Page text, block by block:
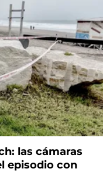
las cámaras
episodio con